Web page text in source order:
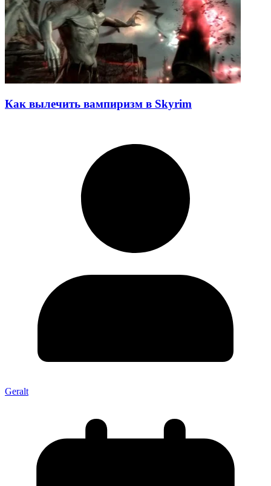
Как вылечить вампиризм в Skyrim
Geralt